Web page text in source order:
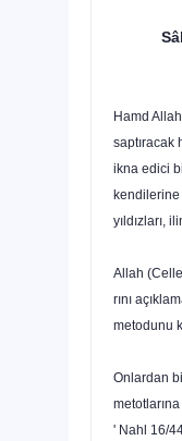
Hamd
saptıracak
ikna edici
yıldızları,
Allah
rını
metodunu
Onlardan
' Nahl 16/